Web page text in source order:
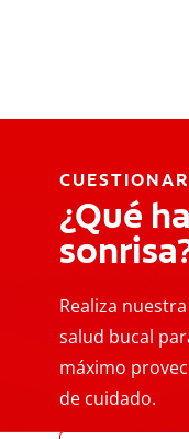
¿Qué
Realiza
salud bucal
máximo
de cuidado.